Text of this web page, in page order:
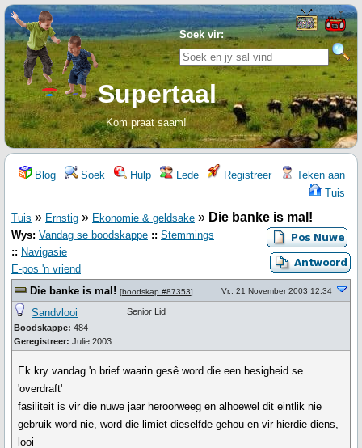
Soek vir:
Supertaal
Kom praat saam!
Blog Soek Hulp Lede Registreer
Teken aan
Tuis
Tuis » Ernstig » Ekonomie & geldsake » Die banke is mal!
Wys: Vandag se boodskappe :: Stemmings
:: Navigasie
E-pos 'n vriend
Die banke is mal! [boodskap #87353] Vr., 21 November 2003 12:34
Sandvlooi
Boodskappe: 484
Geregistreer: Julie 2003
Senior Lid
Ek kry vandag 'n brief waarin gesê word die een besigheid se
'overdraft'
fasiliteit is vir die nuwe jaar heroorweeg en alhoewel dit eintlik nie
gebruik word nie, word die limiet dieselfde gehou en vir hierdie diens,
looi